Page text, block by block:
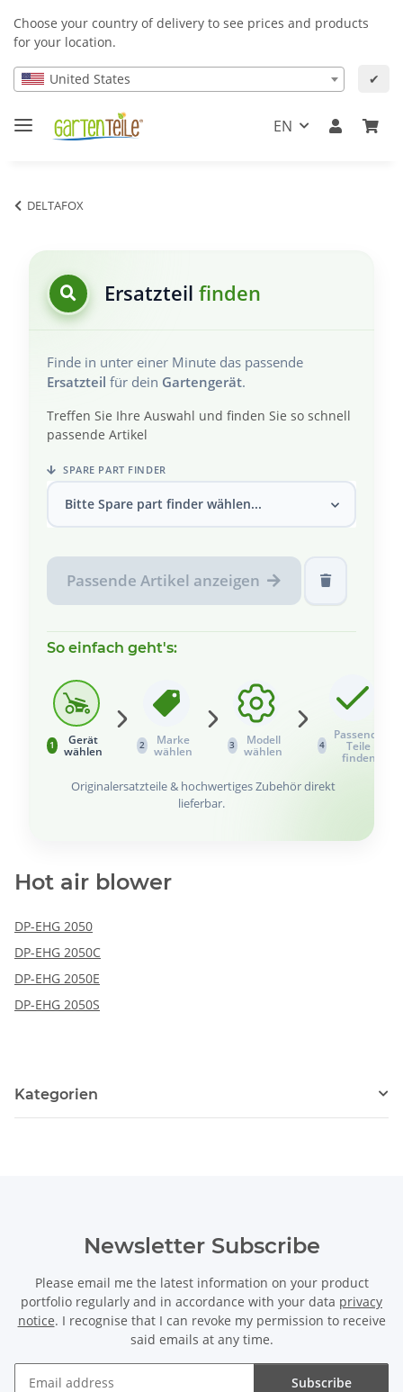
Choose your country of delivery to see prices and products
for your location.
United States ✔
EN
DELTAFOX
Ersatzteil finden
Finde in unter einer Minute das passende
Ersatzteil für dein Gartengerät.
Treffen Sie Ihre Auswahl und finden Sie so schnell
passende Artikel
SPARE PART FINDER
Bitte Spare part finder wählen...
Passende Artikel anzeigen
So einfach geht's:
1
Gerät
wählen
2
Marke
wählen
3
Modell
wählen
4
Passende
Teile
finden
Originalersatzteile & hochwertiges Zubehör direkt
lieferbar.
Hot air blower
DP-EHG 2050
DP-EHG 2050C
DP-EHG 2050E
DP-EHG 2050S
Kategorien
Newsletter Subscribe
Please email me the latest information on your product
portfolio regularly and in accordance with your data privacy
notice. I recognise that I can revoke my permission to receive
said emails at any time.
Subscribe